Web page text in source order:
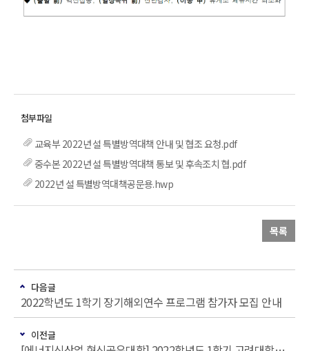
교육부 2022년 설 특별방역대책 안내 및 협조 요청.pdf
중수본 2022년 설 특별방역대책 통보 및 후속조치 협.pdf
2022년 설 특별방역대책공문용.hwp
목록
다음글
2022학년도 1학기 장기해외연수 프로그램 참가자 모집 안내
이전글